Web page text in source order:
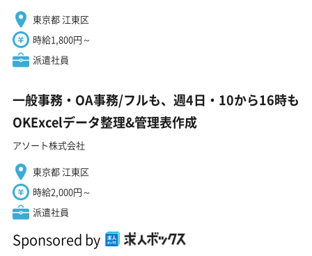
東京都 江東区
時給1,800円～
派遣社員
一般事務・OA事務/フルも、週4日・10から16時も
OKExcelデータ整理&管理表作成
アソート株式会社
東京都 江東区
時給2,000円～
派遣社員
Sponsored by